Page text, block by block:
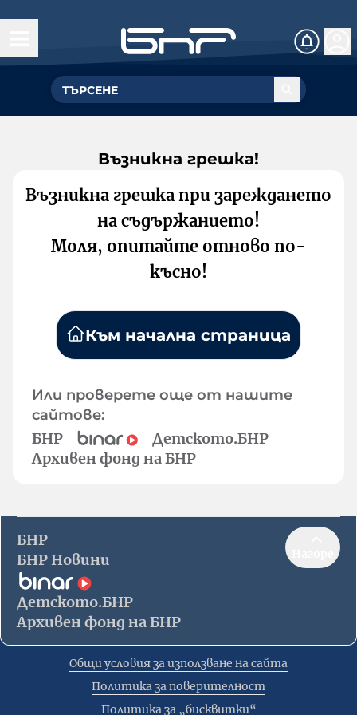
Възникна грешка!
Възникна грешка при зареждането
на съдържанието!
Моля, опитайте отново по-
късно!
Към начална страница
Или проверете още от нашите
сайтове:
БНР
Детското.БНР
Архивен фонд на БНР
БНР
БНР Новини
Детското.БНР
Архивен фонд на БНР
Общи условия за използване на сайта
Политика за поверителност
Политика за „бисквитки“